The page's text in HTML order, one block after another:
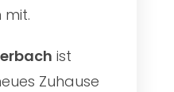
mit.
ist
Zuhause